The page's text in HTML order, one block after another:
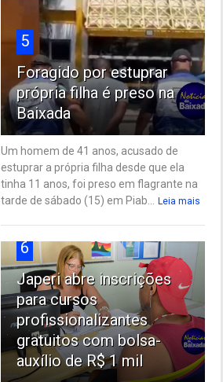
5
Foragido por estuprar
própria filha é preso na
Baixada
Um homem de 41 anos, acusado de
estuprar a própria filha desde que ela
tinha 11 anos, foi preso em flagrante na
tarde de sábado (15) em Piab... Leia mais
6
Japeri abre inscrições
para cursos
profissionalizantes
gratuitos com bolsa-
auxílio de R$ 1 mil